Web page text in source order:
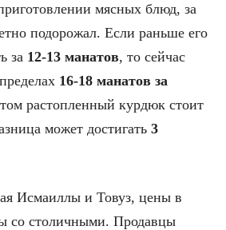
мясных блюд, за
подорожал. Если раньше его
за 12-13 манатов, то сейчас
16-18 манатов за
растопленный курдюк стоит
может достигать 3
Исмаиллы и Товуз, цены в
со столичными. Продавцы